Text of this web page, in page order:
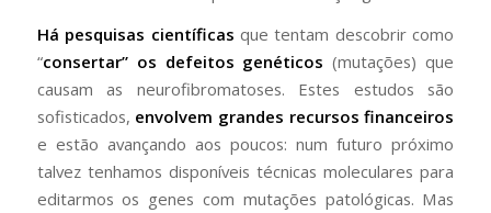
Há pesquisas científicas que tentam descobrir como
“consertar” os defeitos genéticos (mutações) que
causam as neurofibromatoses. Estes estudos são
sofisticados, envolvem grandes recursos financeiros
e estão avançando aos poucos: num futuro próximo
talvez tenhamos disponíveis técnicas moleculares para
editarmos os genes com mutações patológicas. Mas